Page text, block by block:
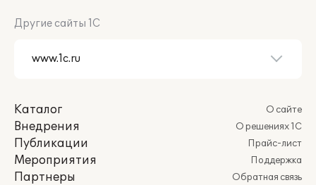
Другие сайты 1С
Каталог
Внедрения
Публикации
Мероприятия
Партнеры
О сайте
О решениях 1С
Прайс-лист
Поддержка
Обратная связь